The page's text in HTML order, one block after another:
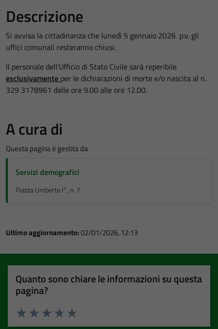
Descrizione
Si avvisa la cittadinanza che lunedì 5 gennaio 2026 p.v. gli
uffici comunali resteranno chiusi.
Il personale dell'Ufficio di Stato Civile sarà reperibile
esclusivamente per le dichiarazioni di morte e/o nascita al n.
329 3178961 dalle ore 9.00 alle ore 12.00.
A cura di
Questa pagina è gestita da
Servizi demografici
Piazza Umberto I°, n. 7
Ultimo aggiornamento:02/01/2026, 12:13
Quanto sono chiare le informazioni su questa
pagina?
Valuta 5 stelle su 5
Valuta 4 stelle su 5
Valuta 3 stelle su 5
Valuta 2 stelle su 5
Valuta 1 stelle su 5